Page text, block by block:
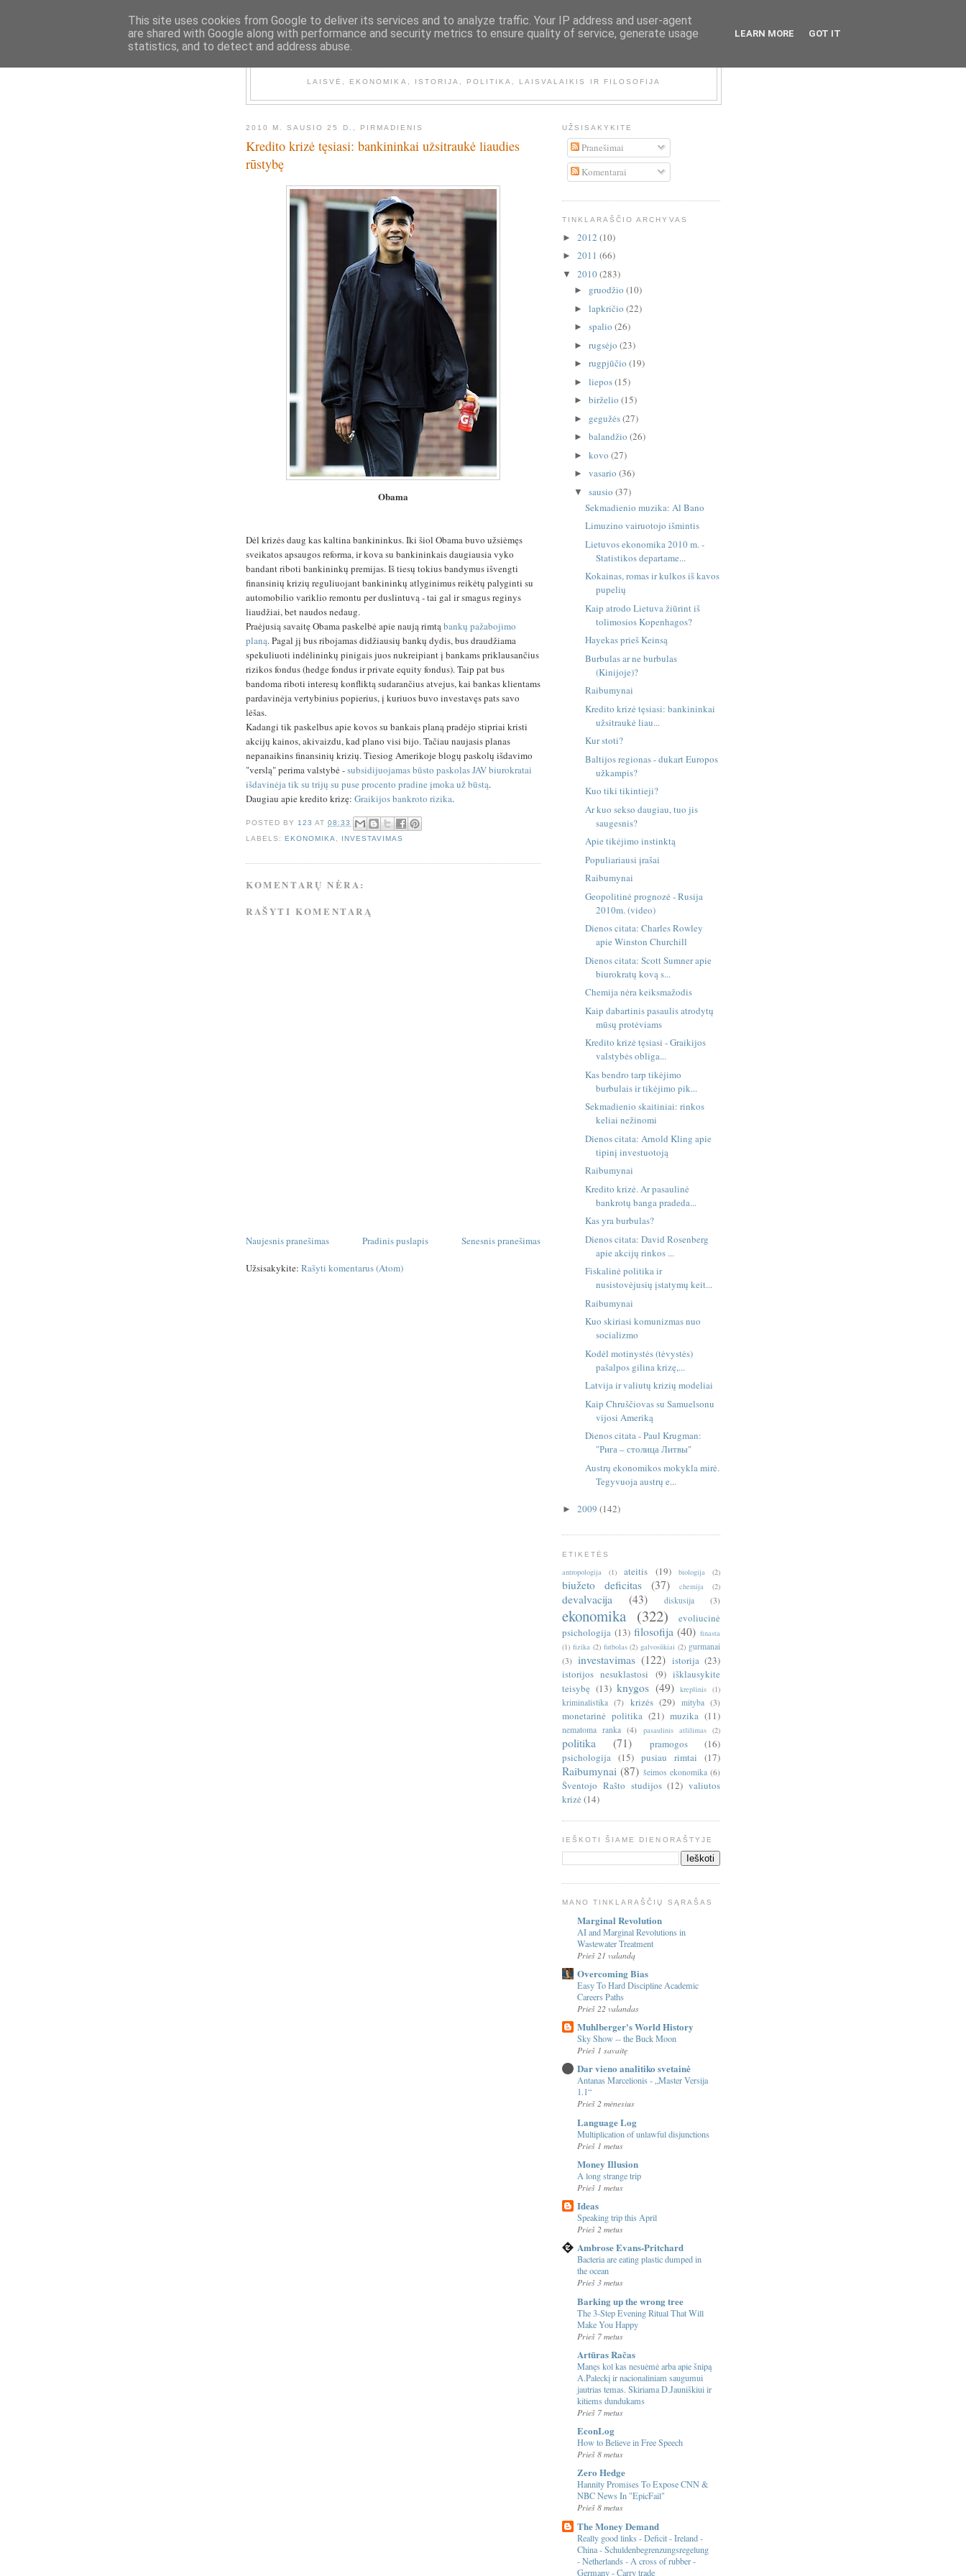
LAISVĖ, EKONOMIKA, ISTORIJA, POLITIKA, LAISVALAIKIS IR FILOSOFIJA
2010 M. SAUSIO 25 D., PIRMADIENIS
Kredito krizė tęsiasi: bankininkai užsitraukė liaudies
rūstybę
Obama
Dėl krizės daug kas kaltina bankininkus. Iki šiol Obama buvo užsiėmęs
sveikatos apsaugos reforma, ir kova su bankininkais daugiausia vyko
bandant riboti bankininkų premijas. Iš tiesų tokius bandymus išvengti
finansinių krizių reguliuojant bankininkų atlyginimus reikėtų palyginti su
automobilio variklio remontu per duslintuvą - tai gal ir smagus reginys
liaudžiai, bet naudos nedaug.
Praėjusią savaitę Obama paskelbė apie naują rimtąbankų pažabojimo
planą. Pagal jį bus ribojamas didžiausių bankų dydis, bus draudžiama
spekuliuoti indėlininkų pinigais juos nukreipiant į bankams priklausančius
rizikos fondus (hedge fondus ir private equity fondus). Taip pat bus
bandoma riboti interesų konfliktą sudarančius atvejus, kai bankas klientams
pardavinėja vertybinius popierius, į kuriuos buvo investavęs pats savo
lėšas.
Kadangi tik paskelbus apie kovos su bankais planą pradėjo stipriai kristi
akcijų kainos, akivaizdu, kad plano visi bijo. Tačiau naujasis planas
nepanaikins finansinių krizių. Tiesiog Amerikoje blogų paskolų išdavimo
"verslą" perima valstybė -subsidijuojamas būsto paskolas JAV biurokratai
išdavinėja tik su trijų su puse procento pradine įmoka už būstą.
Daugiau apie kredito krizę: Graikijos bankroto rizika.
POSTED BY 123 AT08:33
LABELS:EKONOMIKA INVESTAVIMAS
KOMENTARŲ NĖRA:
RAŠYTI KOMENTARĄ
Naujesnis pranešimas Senesnis pranešimas
Pradinis puslapis
Užsisakykite: Rašyti komentarus (Atom)
UŽSISAKYKITE
Pranešimai
Komentarai
TINKLARAŠČIO ARCHYVAS
► 2012 (10)
► 2011 (66)
▼ 2010(283)
► gruodžio (10)
► lapkričio (22)
► spalio (26)
► rugsėjo (23)
► rugpjūčio (19)
► liepos(15)
► birželio (15)
► gegužės(27)
► balandžio (26)
► kovo (27)
► vasario (36)
▼ sausio (37)
Sekmadienio muzika: Al Bano
Limuzino vairuotojo išmintis
Lietuvos ekonomika 2010 m. -
Statistikos departame...
Kokainas, romas ir kulkos iš kavos
pupelių
Kaip atrodo Lietuva žiūrint iš
tolimosios Kopenhagos?
Hayekas prieš Keinsą
Burbulas ar ne burbulas
(Kinijoje)?
Raibumynai
Kredito krizė tęsiasi: bankininkai
užsitraukė liau...
Kur stoti?
Baltijos regionas - dukart Europos
užkampis?
Kuo tiki tikintieji?
Ar kuo sekso daugiau, tuo jis
saugesnis?
Apie tikėjimo instinktą
Populiariausi įrašai
Raibumynai
Geopolitinė prognozė - Rusija
2010m. (video)
Dienos citata: Charles Rowley
apie Winston Churchill
Dienos citata: Scott Sumner apie
biurokratų kovą s...
Chemija nėra keiksmažodis
Kaip dabartinis pasaulis atrodytų
mūsų protėviams
Kredito krizė tęsiasi - Graikijos
valstybės obliga...
Kas bendro tarp tikėjimo
burbulais ir tikėjimo pik...
Sekmadienio skaitiniai: rinkos
keliai nežinomi
Dienos citata: Arnold Kling apie
tipinį investuotoją
Raibumynai
Kredito krizė. Ar pasaulinė
bankrotų banga pradeda...
Kas yra burbulas?
Dienos citata: David Rosenberg
apie akcijų rinkos ...
Fiskalinė politika ir
nusistovėjusių įstatymų keit...
Raibumynai
Kuo skiriasi komunizmas nuo
socializmo
Kodėl motinystės (tėvystės)
pašalpos gilina krizę,...
Latvija ir valiutų krizių modeliai
Kaip Chruščiovas su Samuelsonu
vijosi Ameriką
Dienos citata - Paul Krugman:
"Рига – столица Литвы"
Austrų ekonomikos mokykla mirė.
Tegyvuoja austrų e...
► 2009 (142)
ETIKETĖS
antropologija (1) ateitis (19) biologija (2)
biužeto deficitas (37) chemija (2)
devalvacija (43) diskusija (3)
ekonomika (322)
evoliucinė
psichologija (13) filosofija (40) finasta
(1) fizika (2) futbolas (2) galvosūkiai (2) gurmanai
(3) investavimas (122) istorija (23)
istorijos nesuklastosi
(9) išklausykite
teisybę (13) knygos (49) krepšinis (1)
kriminalistika (7) krizės (29) mityba (3)
monetarinė politika (21) muzika (11)
nematoma ranka (4) pasaulinis atšilimas (2)
politika (71) pramogos
(16)
psichologija (15) pusiau rimtai (17)
Raibumynai (87) šeimos ekonomika (6)
Šventojo Rašto studijos (12) valiutos
krizė (14)
IEŠKOTI ŠIAME DIENORAŠTYJE
MANO TINKLARAŠČIŲ SĄRAŠAS
Marginal Revolution
AI and Marginal Revolutions in
Wastewater Treatment
Prieš 21 valandą
Overcoming Bias
Easy To Hard Discipline Academic
Careers Paths
Prieš 22 valandas
Muhlberger's World History
Sky Show -- the Buck Moon
Prieš 1 savaitę
Dar vieno analitiko svetainė
Antanas Marcelionis - „Master Versija
1.1“
Prieš 2 mėnesius
Language Log
Multiplication of unlawful disjunctions
Prieš 1 metus
Money Illusion
A long strange trip
Prieš 1 metus
Ideas
Speaking trip this April
Prieš 2 metus
Ambrose Evans-Pritchard
Bacteria are eating plastic dumped in
the ocean
Prieš 3 metus
Barking up the wrong tree
The 3-Step Evening Ritual That Will
Make You Happy
Prieš 7 metus
Artūras Račas
Manęs kol kas nesuėmė arba apie šnipą
A.Paleckį ir nacionaliniam saugumui
jautrias temas. Skiriama D.Jauniškiui ir
kitiems dundukams
Prieš 7 metus
EconLog
How to Believe in Free Speech
Prieš 8 metus
Zero Hedge
Hannity Promises To Expose CNN &
NBC News In "EpicFail"
Prieš 8 metus
The Money Demand
Really good links - Deficit - Ireland -
China - Schuldenbegrenzungsregelung
- Netherlands - A cross of rubber -
Germany - Carry trade
This site uses cookies from Google to deliver its services and to analyze traffic. Your IP address and user-agent
are shared with Google along with performance and security metrics to ensure quality of service, generate usage
statistics, and to detect and address abuse.
LEARN MORE GOT IT